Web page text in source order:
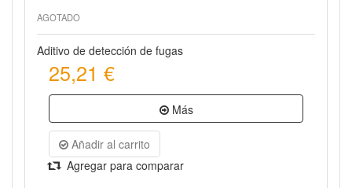
AGOTADO
Aditivo de detección de fugas
25,21 €
Más
Añadir al carrito
Agregar para comparar